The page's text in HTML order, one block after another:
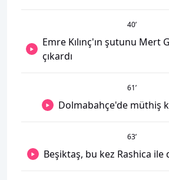
40’
Emre Kılınç'ın şutunu Mert
çıkardı
61’
Dolmabahçe'de müthiş
63’
Beşiktaş, bu kez Rashica ile